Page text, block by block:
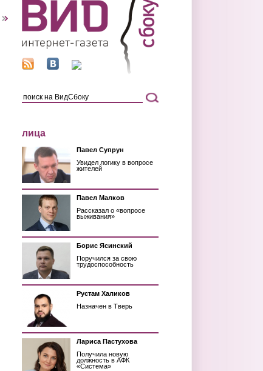
лица
Павел Супрун
Увидел логику в вопросе
жителей
Павел Малков
Рассказал о «вопросе
выживания»
Борис Ясинский
Поручился за свою
трудоспособность
Рустам Халиков
Назначен в Тверь
Лариса Пастухова
Получила новую
должность в АФК
«Система»